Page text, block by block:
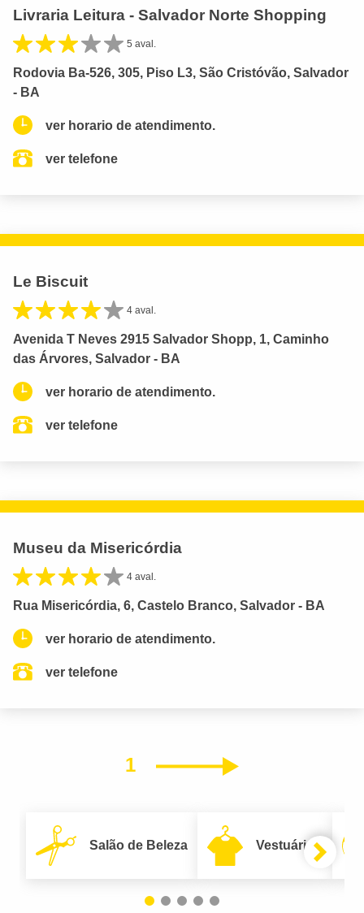
Livraria Leitura - Salvador Norte Shopping
5 aval.
Rodovia Ba-526, 305, Piso L3, São Cristóvão, Salvador
- BA
ver horario de atendimento.
ver telefone
Le Biscuit
4 aval.
Avenida T Neves 2915 Salvador Shopp, 1, Caminho
das Árvores, Salvador - BA
ver horario de atendimento.
ver telefone
Museu da Misericórdia
4 aval.
Rua Misericórdia, 6, Castelo Branco, Salvador - BA
ver horario de atendimento.
ver telefone
1 Próximo
Salão de Beleza Vestuário